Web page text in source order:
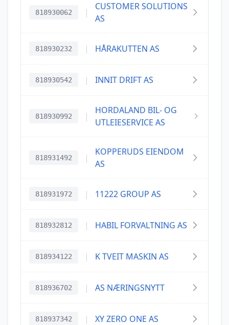
818930062 |
CUSTOMER SOLUTIONS
AS
818930232 | HÅRAKUTTEN AS
818930542 | INNIT DRIFT AS
818930992 |
HORDALAND BIL- OG
UTLEIESERVICE AS
818931492 |
KOPPERUDS EIENDOM
AS
818931972 | 11222 GROUP AS
818932812 | HABIL FORVALTNING AS
818934122 | K TVEIT MASKIN AS
818936702 | AS NÆRINGSNYTT
818937342 | XY ZERO ONE AS